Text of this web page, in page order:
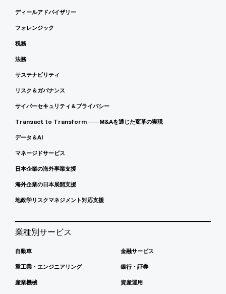
ディールアドバイザリー
フォレンジック
税務
法務
サステナビリティ
リスク＆ガバナンス
サイバーセキュリティ＆プライバシー
Transact to Transform ――M&Aを通じた変革の実現
データ＆AI
マネージドサービス
日本企業の海外事業支援
海外企業の日本展開支援
地政学リスクマネジメント対応支援
業種別サービス
自動車
重工業・エンジニアリング
産業機械
金融サービス
銀行・証券
資産運用